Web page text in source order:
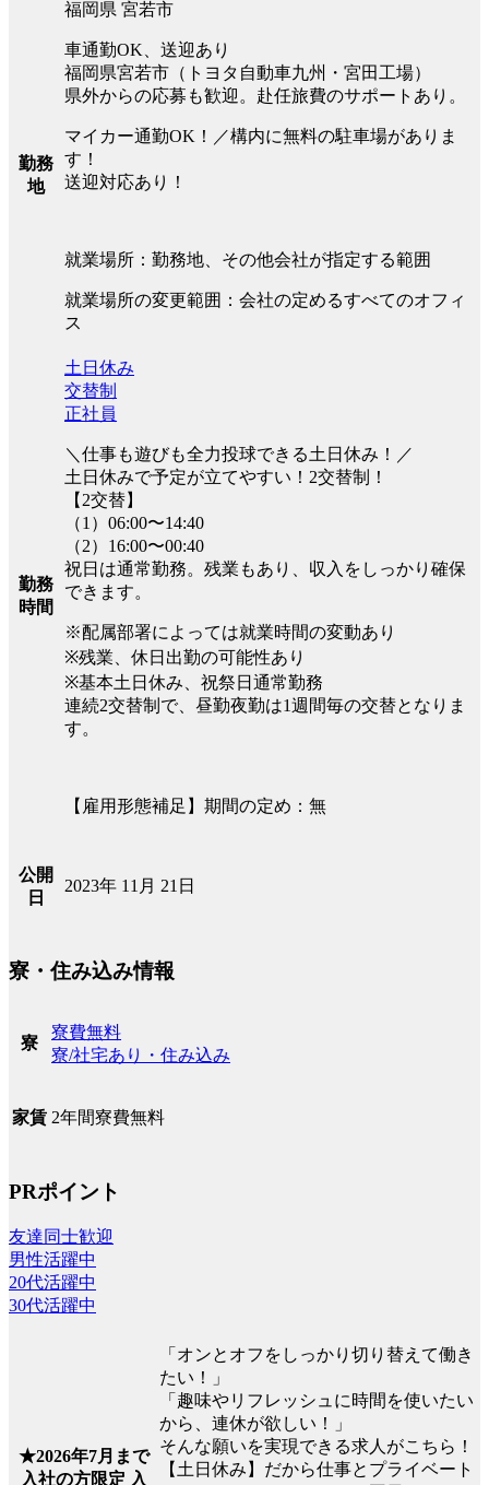
勤務
地
福岡県 宮若市
車通勤OK、送迎あり
福岡県宮若市（トヨタ自動車九州・宮田工場）
県外からの応募も歓迎。赴任旅費のサポートあり。
マイカー通勤OK！／構内に無料の駐車場がありま
す！
送迎対応あり！
就業場所：勤務地、その他会社が指定する範囲
就業場所の変更範囲：会社の定めるすべてのオフィ
ス
勤務
時間
土日休み
交替制
正社員
＼仕事も遊びも全力投球できる土日休み！／
土日休みで予定が立てやすい！2交替制！
【2交替】
（1）06:00〜14:40
（2）16:00〜00:40
祝日は通常勤務。残業もあり、収入をしっかり確保
できます。
※配属部署によっては就業時間の変動あり
※残業、休日出勤の可能性あり
※基本土日休み、祝祭日通常勤務
連続2交替制で、昼勤夜勤は1週間毎の交替となりま
す。
【雇用形態補足】期間の定め：無
公開
日
2023年 11月 21日
寮・住み込み情報
寮
寮費無料
寮/社宅あり・住み込み
家賃 2年間寮費無料
PRポイント
友達同士歓迎
男性活躍中
20代活躍中
30代活躍中
★2026年7月まで
入社の方限定 入
「オンとオフをしっかり切り替えて働き
たい！」
「趣味やリフレッシュに時間を使いたい
から、連休が欲しい！」
そんな願いを実現できる求人がこちら！
【土日休み】だから仕事とプライベート